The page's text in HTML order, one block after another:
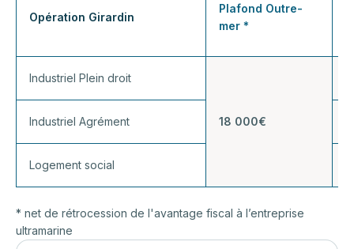
Opération Girardin
Plafond Outre-
mer *
Industriel Plein droit
18 000€
Industriel Agrément
Logement social
* net de rétrocession de l'avantage fiscal à l’entreprise
ultramarine